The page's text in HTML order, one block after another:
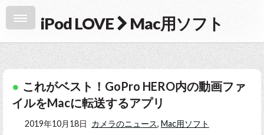
iPod LOVE Mac用ソフト
これがベスト！GoPro HERO内の動画ファ
イルをMacに転送するアプリ
2019年10月18日 カメラのニュース, Mac用ソフト